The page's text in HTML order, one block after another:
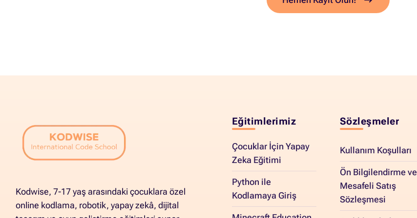
Kodwise, 7-17 yaş arasındaki çocuklara özel
online kodlama, robotik, yapay zekâ, dijital
Eğitimlerimiz
Çocuklar İçin Yapay
Zeka Eğitimi
Python ile
Kodlamaya Giriş
Sözleşmeler
Kullanım Koşulları
Ön Bilgilendirme ve
Mesafeli Satış
Sözleşmesi